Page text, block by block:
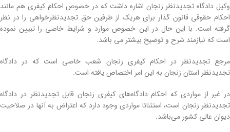
وکیل دادگاه تجدیدنظر زنجان اشاره داشت که در خصوص احکام کیفری هم مانند
احکام حقوقی قانون گذار برای هریک از طرفین حق تجدیدنظرخواهی را در نظر
گرفته است. با این حال در این خصوص موارد و شرایط خاصی را تبیین نموده
است که نیازمند شرح و توضیح بیشتر می باشد.
مرجع تجدیدنظر در احکام کیفری زنجان شعب خاصی است که در دادگاه
تجدیدنظر استان زنجان به این امر اختصاص یافته است.
در غیر از مواردی که احکام دادگاه‌های کیفری زنجان قابل تجدیدنظر در دادگاه
تجدیدنظر زنجان است، استثنائا مواردی وجود دارد که اعتراض به آنها در صلاحیت
دیوان عالی کشور می‌باشد.